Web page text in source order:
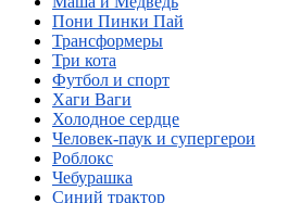
Пони Пинки Пай
Трансформеры
Три кота
Футбол и спорт
Хаги Ваги
Холодное сердце
Человек-паук и супергерои
Роблокс
Чебурашка
Синий трактор